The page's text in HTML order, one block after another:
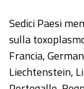
Sedici Paesi
sulla
Francia,
Liechtenstein,